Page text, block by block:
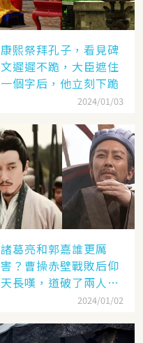
康熙祭拜孔子，看見碑
文遲遲不跪，大臣遮住
一個字后，他立刻下跪
2024/01/03
諸葛亮和郭嘉誰更厲
害？曹操赤壁戰敗后仰
天長嘆，道破了兩人高
2024/01/02